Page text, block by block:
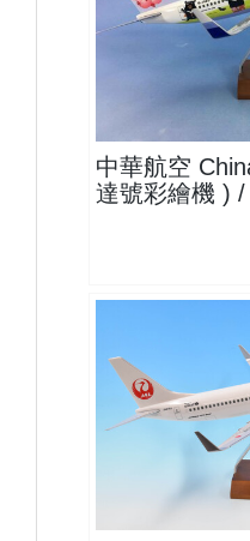
中華航空
達號彩繪機 )
JAL10B738P02